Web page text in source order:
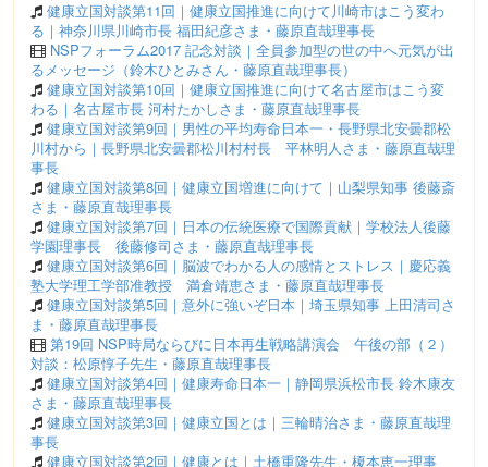
健康立国対談第11回｜健康立国推進に向けて川崎市はこう変わ
る｜神奈川県川崎市長 福田紀彦さま・藤原直哉理事長
NSPフォーラム2017 記念対談｜全員参加型の世の中へ元気が出
るメッセージ（鈴木ひとみさん・藤原直哉理事長）
健康立国対談第10回｜健康立国推進に向けて名古屋市はこう変
わる｜名古屋市長 河村たかしさま・藤原直哉理事長
健康立国対談第9回｜男性の平均寿命日本一・長野県北安曇郡松
川村から｜長野県北安曇郡松川村村長 平林明人さま・藤原直哉理
事長
健康立国対談第8回｜健康立国増進に向けて｜山梨県知事 後藤斎
さま・藤原直哉理事長
健康立国対談第7回｜日本の伝統医療で国際貢献｜学校法人後藤
学園理事長 後藤修司さま・藤原直哉理事長
健康立国対談第6回｜脳波でわかる人の感情とストレス｜慶応義
塾大学理工学部准教授 満倉靖恵さま・藤原直哉理事長
健康立国対談第5回｜意外に強いぞ日本｜埼玉県知事 上田清司さ
ま・藤原直哉理事長
第19回 NSP時局ならびに日本再生戦略講演会 午後の部（２）
対談：松原惇子先生・藤原直哉理事長
健康立国対談第4回｜健康寿命日本一｜静岡県浜松市長 鈴木康友
さま・藤原直哉理事長
健康立国対談第3回｜健康立国とは｜三輪晴治さま・藤原直哉理
事長
健康立国対談第2回｜健康とは｜土橋重隆先生・榎本恵一理事